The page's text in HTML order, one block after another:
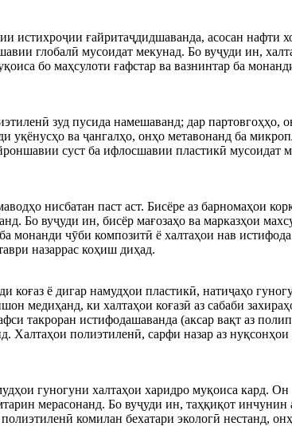
истихроҷии ғайритаҷдидшаванда, асосан нафти
глобалӣ мусоидат мекунад. Бо вуҷуди ин,
бо маҳсулоти ғафстар ва вазнинтар ба
зуд пусида намешаванд; дар партовгоҳҳо,
ва ҷангалҳо, онҳо метавонанд ба
суст ба ифлосшавии пластикӣ мусоидат
нисбатан паст аст. Бисёре аз барномаҳои
Бо вуҷуди ин, бисёр мағозаҳо ва марказҳои
монанди чӯби композитӣ ё халтаҳои нав
назаррас коҳиш диҳад.
ё дигар намудҳои пластикӣ, натиҷаҳо
медиҳанд, ки халтаҳои коғазӣ аз сабаби
такроран истифодашаванда (аксар вақт аз
Халтаҳои полиэтиленӣ, сарфи назар аз
гуногуни халтаҳои харидро муқоиса кард.
мерасонанд. Бо вуҷуди ин, таҳқиқот инчунин
комилан бехатари экологӣ нестанд,